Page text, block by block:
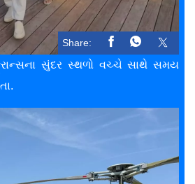
Share:
સુંદર સ્થળો વચ્ચે સાથે સમય